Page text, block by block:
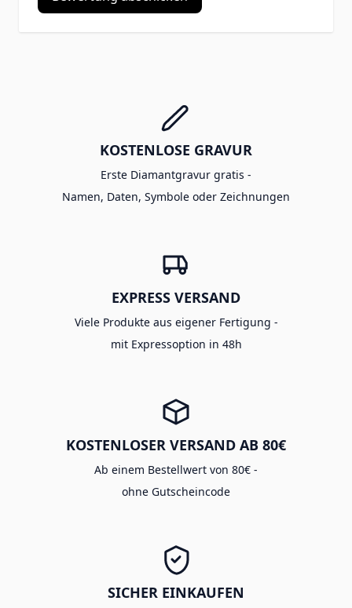
KOSTENLOSE GRAVUR
Erste Diamantgravur gratis -
Namen, Daten, Symbole oder Zeichnungen
EXPRESS VERSAND
Viele Produkte aus eigener Fertigung -
mit Expressoption in 48h
KOSTENLOSER VERSAND AB 80€
Ab einem Bestellwert von 80€ -
ohne Gutscheincode
SICHER EINKAUFEN